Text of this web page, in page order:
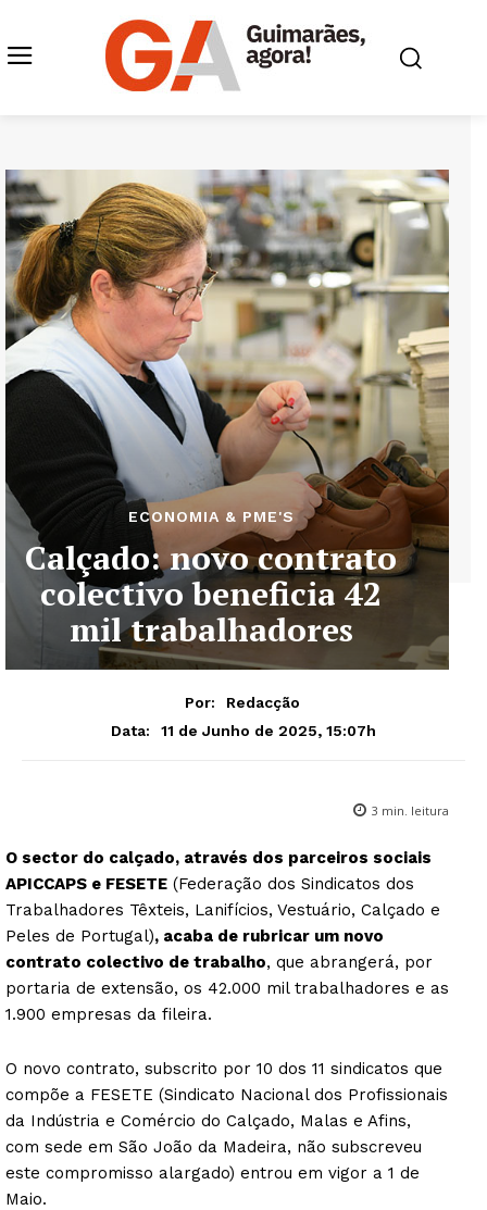
ECONOMIA & PME'S
Calçado: novo contrato
colectivo beneficia 42
mil trabalhadores
Por:
Redacção
Data:
11 de Junho de 2025, 15:07h
3 min. leitura
O sector do calçado, através dos parceiros sociais
APICCAPS e FESETE (Federação dos Sindicatos dos
Trabalhadores Têxteis, Lanifícios, Vestuário, Calçado e
Peles de Portugal), acaba de rubricar um novo
contrato colectivo de trabalho, que abrangerá, por
portaria de extensão, os 42.000 mil trabalhadores e as
1.900 empresas da fileira.
O novo contrato, subscrito por 10 dos 11 sindicatos que
compõe a FESETE (Sindicato Nacional dos Profissionais
da Indústria e Comércio do Calçado, Malas e Afins,
com sede em São João da Madeira, não subscreveu
este compromisso alargado) entrou em vigor a 1 de
Maio.